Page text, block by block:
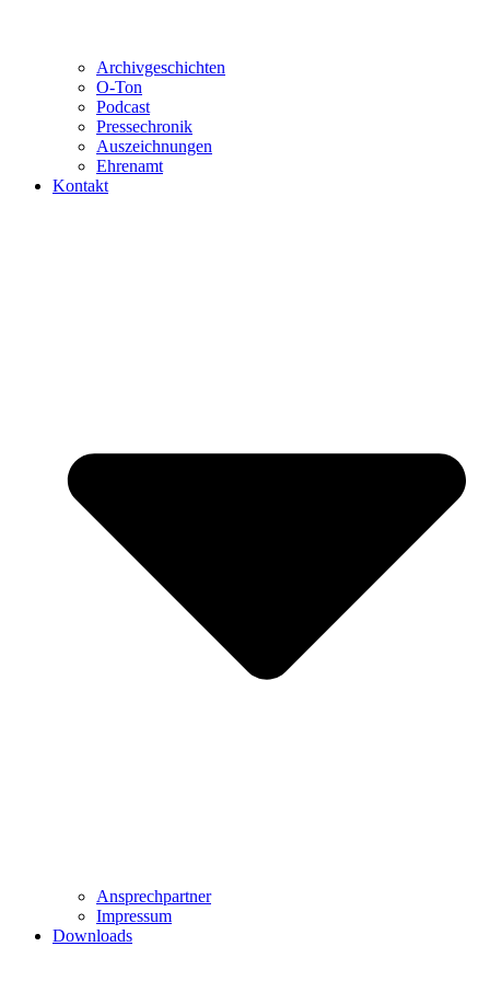
Archivgeschichten
O-Ton
Podcast
Pressechronik
Auszeichnungen
Ehrenamt
Kontakt
Ansprechpartner
Impressum
Downloads